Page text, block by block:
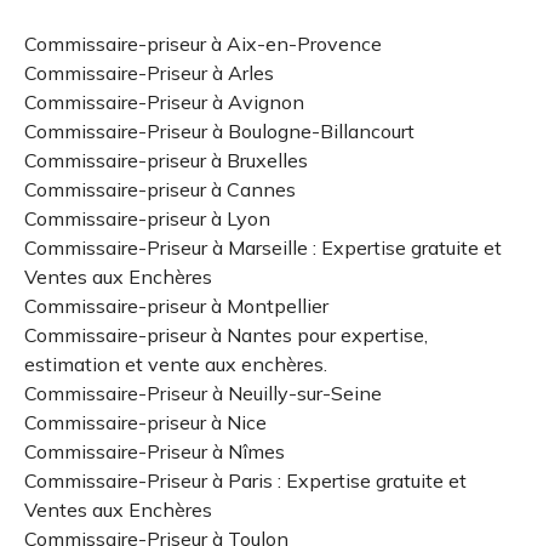
Commissaire-priseur à Aix-en-Provence
Commissaire-Priseur à Arles
Commissaire-Priseur à Avignon
Commissaire-Priseur à Boulogne-Billancourt
Commissaire-priseur à Bruxelles
Commissaire-priseur à Cannes
Commissaire-priseur à Lyon
Commissaire-Priseur à Marseille : Expertise gratuite et
Ventes aux Enchères
Commissaire-priseur à Montpellier
Commissaire-priseur à Nantes pour expertise,
estimation et vente aux enchères.
Commissaire-Priseur à Neuilly-sur-Seine
Commissaire-priseur à Nice
Commissaire-Priseur à Nîmes
Commissaire-Priseur à Paris : Expertise gratuite et
Ventes aux Enchères
Commissaire-Priseur à Toulon